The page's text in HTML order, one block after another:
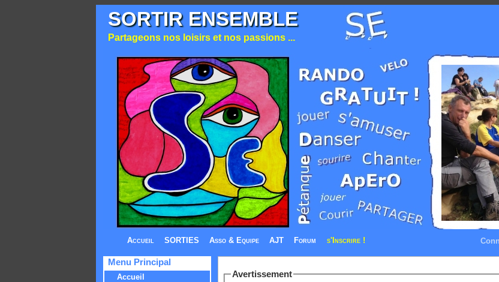
SORTIR ENSEMBLE
Partageons nos loisirs et nos passions ...
Accueil SORTIES Asso & Equipe AJT Forum s'Inscrire !
Menu Principal
Accueil
Avertissement